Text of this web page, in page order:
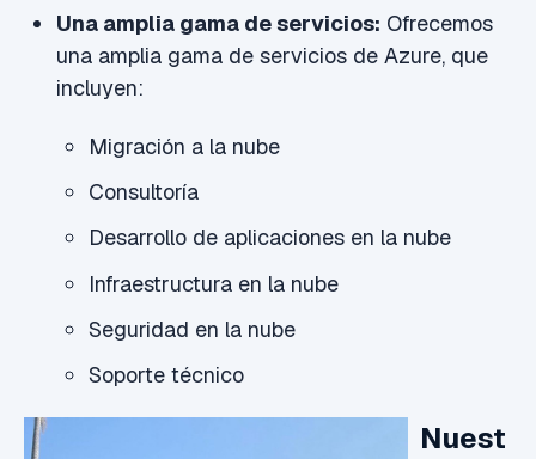
Una amplia gama de servicios: Ofrecemos
una amplia gama de servicios de Azure, que
incluyen:
Migración a la nube
Consultoría
Desarrollo de aplicaciones en la nube
Infraestructura en la nube
Seguridad en la nube
Soporte técnico
Nuest